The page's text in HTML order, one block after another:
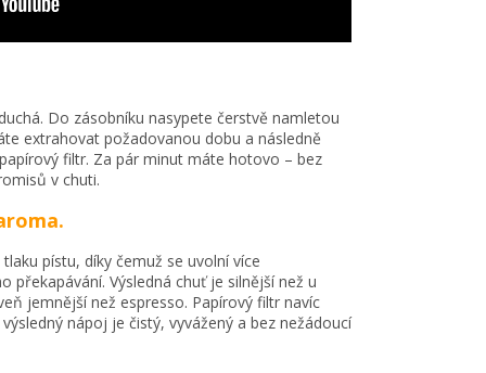
Do zásobníku nasypete čerstvě namletou
extrahovat požadovanou dobu a následně
filtr. Za pár minut máte hotovo – bez
v chuti.
pístu, díky čemuž se uvolní více
překapávání. Výsledná chuť je silnější než u
jemnější než espresso. Papírový filtr navíc
nápoj je čistý, vyvážený a bez nežádoucí